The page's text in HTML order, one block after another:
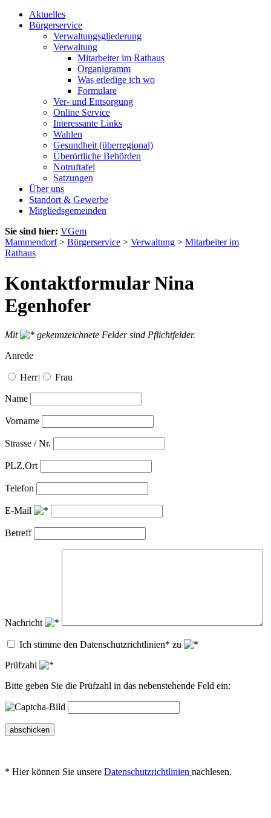
Aktuelles
Bürgerservice
Verwaltungsgliederung
Verwaltung
Mitarbeiter im Rathaus
Organigramm
Was erledige ich wo
Formulare
Ver- und Entsorgung
Online Service
Interessante Links
Wahlen
Gesundheit (überregional)
Überörtliche Behörden
Notruftafel
Satzungen
Über uns
Standort & Gewerbe
Mitgliedsgemeinden
Sie sind hier: VGem
Mammendorf> Bürgerservice > Verwaltung > Mitarbeiter im
Rathaus
Kontaktformular Nina
Egenhofer
Mit
gekennzeichnete Felder sind Pflichtfelder.
Anrede
Herr| Frau
Name
Vorname
Strasse / Nr.
PLZ,Ort
Telefon
E-Mail
Betreff
Nachricht
Ich stimme den Datenschutzrichtlinien* zu
Prüfzahl
Bitte geben Sie die Prüfzahl in das nebenstehende Feld ein:
abschicken
* Hier können Sie unsere Datenschutzrichtlinien nachlesen.